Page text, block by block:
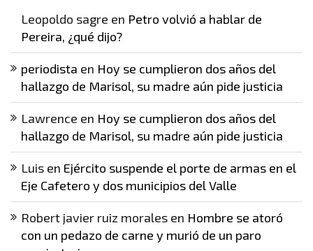
Leopoldo sagre en Petro volvió a hablar de
Pereira, ¿qué dijo?
periodista en Hoy se cumplieron dos años del
hallazgo de Marisol, su madre aún pide justicia
Lawrence en Hoy se cumplieron dos años del
hallazgo de Marisol, su madre aún pide justicia
Luis en Ejército suspende el porte de armas en el
Eje Cafetero y dos municipios del Valle
Robert javier ruiz morales en Hombre se atoró
con un pedazo de carne y murió de un paro